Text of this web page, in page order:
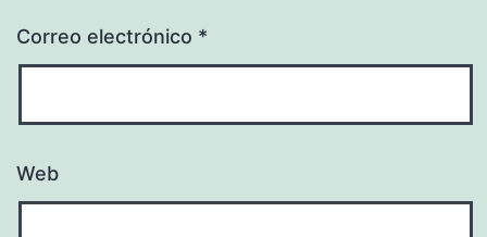
Correo electrónico *
Web